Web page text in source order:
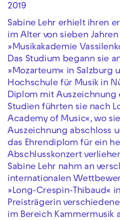
2019
Sabine Lehr erhielt ihren
im Alter von sieben
»Musikakademie
Das Studium begann sie
»Mozarteum« in Salzburg
Hochschule für Musik in
Diplom mit Auszeichnung
Studien führten sie nach
Academy of Music«, wo
Auszeichnung abschloss
das Ehrendiplom für ein
Abschlusskonzert
Sabine Lehr nahm an
internationalen
»Long-Crespin-Thibaud«
Preisträgerin
im Bereich Kammermusik